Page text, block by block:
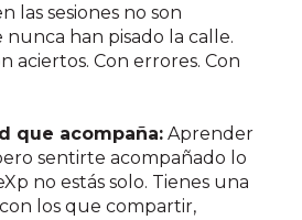
las sesiones no son
han pisado la calle.
aciertos. Con errores. Con
que acompaña: Aprender
sentirte acompañado lo
no estás solo. Tienes una
los que compartir,